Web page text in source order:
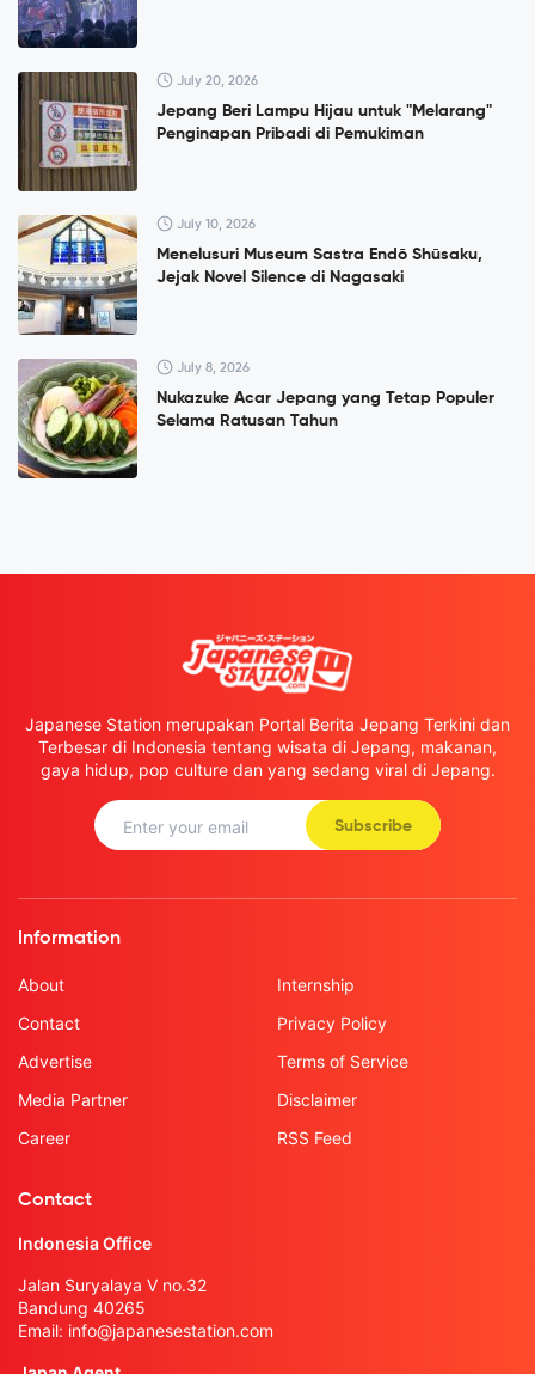
July 20, 2026
Jepang Beri Lampu Hijau untuk "Melarang"
Penginapan Pribadi di Pemukiman
July 10, 2026
Menelusuri Museum Sastra Endō Shūsaku,
Jejak Novel Silence di Nagasaki
July 8, 2026
Nukazuke Acar Jepang yang Tetap Populer
Selama Ratusan Tahun
Japanese Station merupakan Portal Berita Jepang Terkini dan
Terbesar di Indonesia tentang wisata di Jepang, makanan,
gaya hidup, pop culture dan yang sedang viral di Jepang.
Subscribe
Information
About
Contact
Advertise
Media Partner
Career
Internship
Privacy Policy
Terms of Service
Disclaimer
RSS Feed
Contact
Indonesia Office
Jalan Suryalaya V no.32
Bandung 40265
Email: info@japanesestation.com